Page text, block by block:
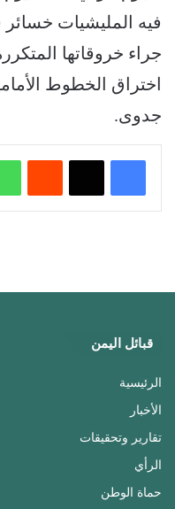
فيه المليشيات خسائر
جراء خروقاتها
اختراق الخطوط
جدوى.
قبائل اليمن
الرئيسية
الأخبار
تقارير وتحقيقات
الرأي
حماة الوطن